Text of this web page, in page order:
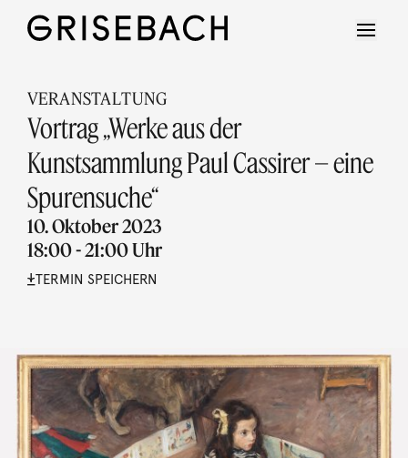
VERANSTALTUNG
Vortrag „Werke aus der
Kunstsammlung Paul Cassirer – eine
Spurensuche“
10. Oktober 2023
18:00 - 21:00 Uhr
TERMIN SPEICHERN